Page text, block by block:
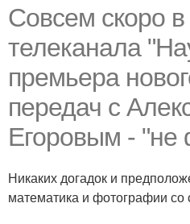
Совсем скоро
телеканала
премьера
передач с
Егоровым - "не
Никаких догадок и
математика и фотографии со